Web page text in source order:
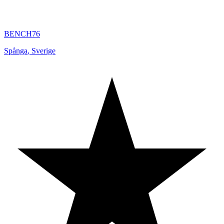
BENCH76
Spånga, Sverige